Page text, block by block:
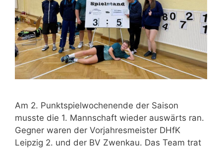
Am 2. Punktspielwochenende der Saison
musste die 1. Mannschaft wieder auswärts ran.
Gegner waren der Vorjahresmeister DHfK
Leipzig 2. und der BV Zwenkau. Das Team trat